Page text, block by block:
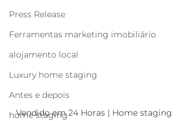
Press Release
Ferramentas marketing imobiliário
alojamento local
Luxury home staging
Antes e depois
home staging
Vendido em 24 Horas | Home staging